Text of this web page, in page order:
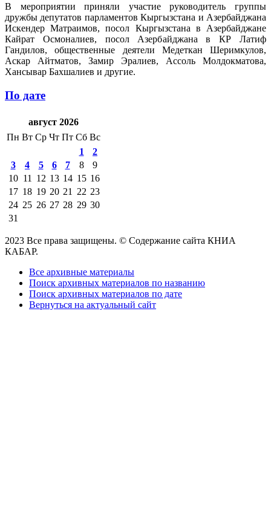
В мероприятии приняли участие руководитель группы
дружбы депутатов парламентов Кыргызстана и Азербайджана
Искендер Матраимов, посол Кыргызстана в Азербайджане
Кайрат Осмоналиев, посол Азербайджана в КР Латиф
Гандилов, общественные деятели Медеткан Шеримкулов,
Аскар Айтматов, Замир Эралиев, Ассоль Молдокматова,
Хансывар Бахшалиев и другие.
По дате
август 2026
Пн Вт Ср Чт Пт Сб Вс
1
2
3
4 5 6 7 8
9
10 11 12 13 14 15 16
17 18 19 20 21 22 23
24 25 26 27 28 29 30
31
2023 Все права защищены. © Содержание сайта КНИА
КАБАР.
Все архивные материалы
Поиск архивных материалов по названию
Поиск архивных материалов по дате
Вернуться на актуальный сайт